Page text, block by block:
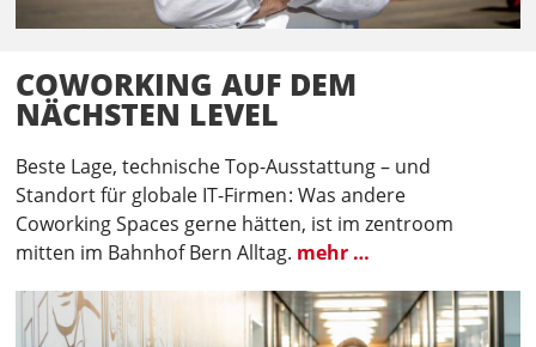
COWORKING AUF DEM
NÄCHSTEN LEVEL
Beste Lage, technische Top-Ausstattung – und
Standort für globale IT-Firmen : Was andere
Coworking Spaces gerne hätten, ist im zentroom
mitten im Bahnhof Bern Alltag. mehr …